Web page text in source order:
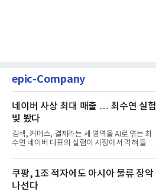
epic-Company
네이버 사상 최대 매출 … 최수연 실험
빛 봤다
검색, 커머스, 결제라는 세 영역을 AI로 엮는 최
수연 네이버 대표의 실험이 시장에서 먹혀 들어
쿠팡, 1조 적자에도 아시아 물류 장악
나선다